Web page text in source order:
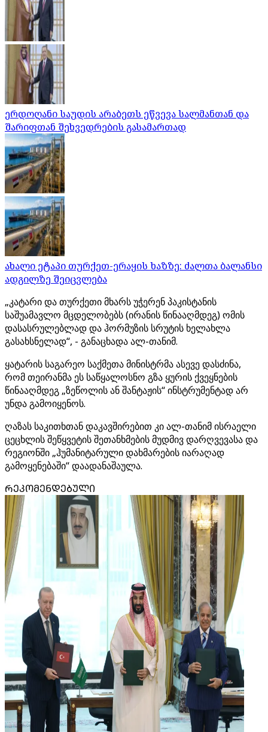
ერდოღანი საუდის არაბეთს ეწვევა სალმანთან და
შარიფთან შეხვედრების გასამართად
ახალი ეტაპი თურქეთ-ერაყის ხაზზე: ძალთა ბალანსი
ადგილზე შეიცვლება
„კატარი და თურქეთი მხარს უჭერენ პაკისტანის
საშუამავლო მცდელობებს (ირანის წინააღმდეგ) ომის
დასასრულებლად და ჰორმუზის სრუტის ხელახლა
გასახსნელად“, - განაცხადა ალ-თანიმ.
ყატარის საგარეო საქმეთა მინისტრმა ასევე დასძინა,
რომ თეირანმა ეს საწყალოსნო გზა ყურის ქვეყნების
წინააღმდეგ „ზეწოლის ან შანტაჟის“ ინსტრუმენტად არ
უნდა გამოიყენოს.
ღაზას საკითხთან დაკავშირებით კი ალ-თანიმ ისრაელი
ცეცხლის შეწყვეტის შეთანხმების მუდმივ დარღვევასა და
რეგიონში „ჰუმანიტარული დახმარების იარაღად
გამოყენებაში“ დაადანაშაულა.
ᲠᲔᲙᲝᲛᲔᲜᲓᲔᲑᲣᲚᲘ